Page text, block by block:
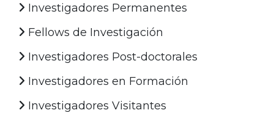
Investigadores Permanentes
Fellows de Investigación
Investigadores Post-doctorales
Investigadores en Formación
Investigadores Visitantes